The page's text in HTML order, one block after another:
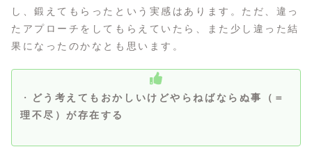
し、鍛えてもらったという実感はあります。ただ、違っ
たアプローチをしてもらえていたら、また少し違った結
果になったのかなとも思います。
・
どう考えてもおかしいけどやらねばならぬ事（＝
理不尽）が存在する